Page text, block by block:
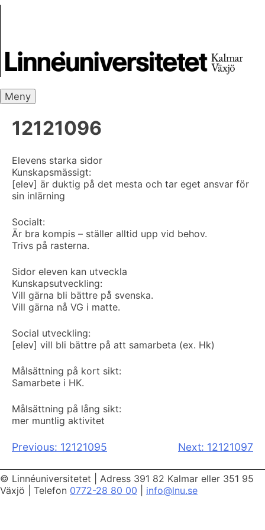
Meny
12121096
Elevens starka sidor
Kunskapsmässigt:
[elev] är duktig på det mesta och tar eget ansvar för
sin inlärning
Socialt:
Är bra kompis – ställer alltid upp vid behov.
Trivs på rasterna.
Sidor eleven kan utveckla
Kunskapsutveckling:
Vill gärna bli bättre på svenska.
Vill gärna nå VG i matte.
Social utveckling:
[elev] vill bli bättre på att samarbeta (ex. Hk)
Målsättning på kort sikt:
Samarbete i HK.
Målsättning på lång sikt:
mer muntlig aktivitet
Inläggsnavigering
Previous: 12121095 Next: 12121097
© Linnéuniversitetet
Adress 391 82 Kalmar eller 351 95
Växjö
Telefon 0772-28 80 00 info@lnu.se